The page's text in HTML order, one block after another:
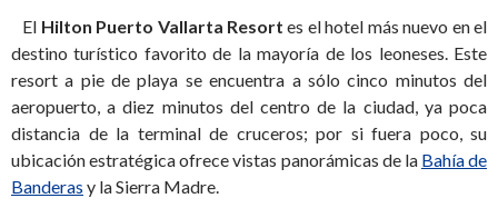
El Hilton Puerto Vallarta Resort es el hotel más nuevo en el
destino turístico favorito de la mayoría de los leoneses. Este
resort a pie de playa se encuentra a sólo cinco minutos del
aeropuerto, a diez minutos del centro de la ciudad, ya poca
distancia de la terminal de cruceros; por si fuera poco, su
ubicación estratégica ofrece vistas panorámicas de la Bahía de
Banderas y la Sierra Madre.